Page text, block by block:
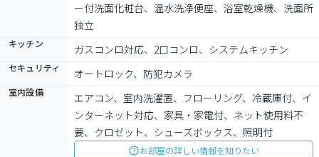
ー付洗面化粧台、温水洗浄便座、浴室乾燥機、洗面所
独立
キッチン ガスコンロ対応、2口コンロ、システムキッチン
セキュリティ オートロック、防犯カメラ
室内設備
エアコン、室内洗濯置、フローリング、冷蔵庫付、イ
ンターネット対応、家具・家電付、ネット使用料不
要、クロゼット、シューズボックス、照明付
お部屋の詳しい情報を知りたい